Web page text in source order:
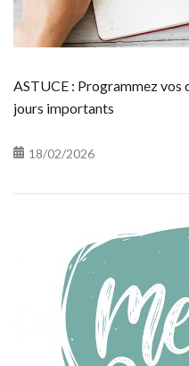
ASTUCE : Programmez vos
jours importants
18/02/2026